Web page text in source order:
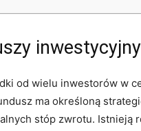
od wielu inwestorów w
ma określoną
stóp zwrotu. Istnieją